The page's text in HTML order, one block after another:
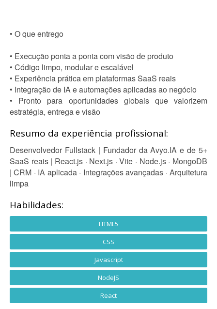
• O que entrego
• Execução ponta a ponta com visão de produto
• Código limpo, modular e escalável
• Experiência prática em plataformas SaaS reais
• Integração de IA e automações aplicadas ao negócio
• Pronto para oportunidades globais que valorizem
estratégia, entrega e visão
Resumo da experiência profissional:
Desenvolvedor Fullstack | Fundador da Avyo.IA e de 5+
SaaS reais | React.js · Next.js · Vite · Node.js · MongoDB
| CRM · IA aplicada · Integrações avançadas · Arquitetura
limpa
Habilidades:
HTML5
CSS
Javascript
NodeJS
React